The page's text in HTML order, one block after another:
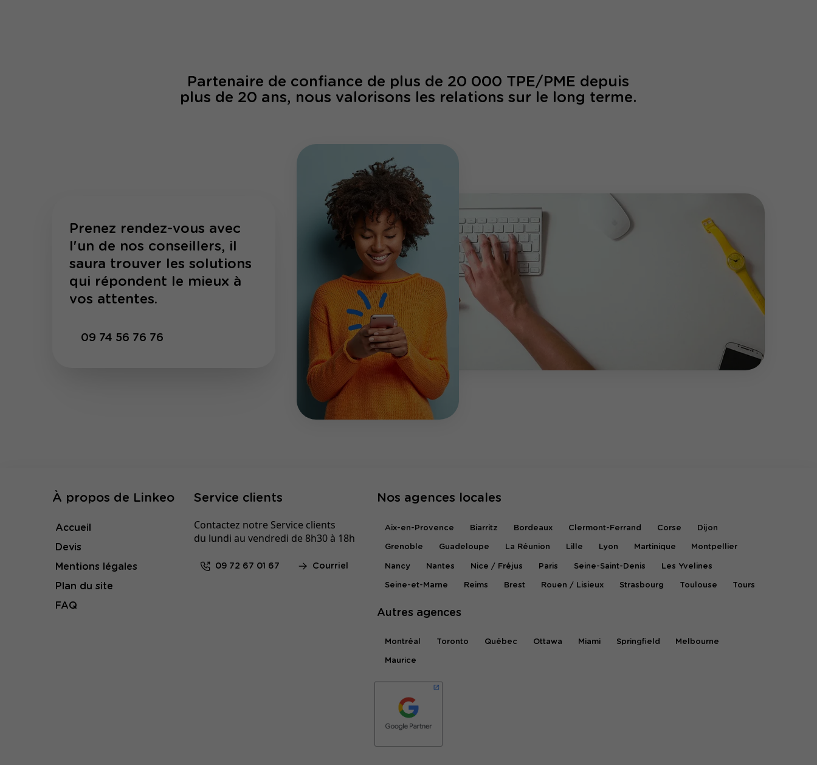
Partenaire de confiance de plus de 20 000 TPE/PME depuis
plus de 20 ans, nous valorisons les relations sur le long terme.
Prenez rendez-vous avec
l'un de nos conseillers, il
saura trouver les solutions
qui répondent le mieux à
vos attentes.
09 74 56 76 76
À propos de Linkeo
Accueil
Devis
Mentions légales
Plan du site
FAQ
Service clients
Contactez notre Service clients
du lundi au vendredi de 8h30 à 18h
09 72 67 01 67 Courriel
Nos agences locales
Aix-en-Provence Biarritz Bordeaux Clermont-Ferrand Corse Dijon
Grenoble Guadeloupe La Réunion Lille Lyon Martinique Montpellier
Nancy Nantes Nice / Fréjus Paris Seine-Saint-Denis Les Yvelines
Seine-et-Marne Reims Brest Rouen / Lisieux Strasbourg Toulouse Tours
Autres agences
Montréal Toronto Québec Ottawa Miami Springfield Melbourne
Maurice